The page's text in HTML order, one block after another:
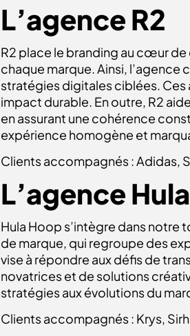
L’agence R2
R2 place le branding au cœur
chaque marque. Ainsi,
stratégies digitales ciblées.
impact durable. En outre, R2
en assurant une cohérence
expérience homogène et
Clients accompagnés : Adidas,
L’agence
Hula Hoop s’intègre dans notre
de marque, qui regroupe des
vise à répondre aux défis de
novatrices et de solutions
stratégies aux évolutions du
Clients accompagnés : Krys,